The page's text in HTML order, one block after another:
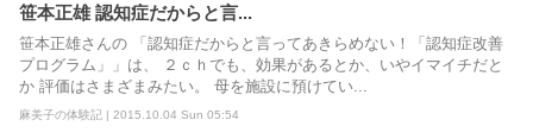
笹本正雄 認知症だからと言...
笹本正雄さんの 「認知症だからと言ってあきらめない！「認知症改善
プログラム」」は、 ２ｃｈでも、効果があるとか、いやイマイチだと
か 評価はさまざまみたい。 母を施設に預けてい...
麻美子の体験記 | 2015.10.04 Sun 05:54